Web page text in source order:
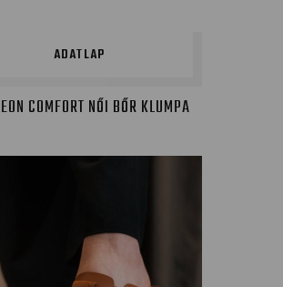
ADATLAP
COMFORT NŐI BŐR KLUMPA